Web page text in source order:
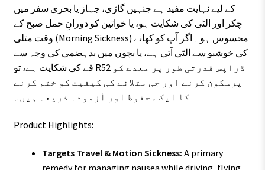
کے لیے نہایت مفید ہے جنہیں گاڑی، جہاز یا بحری سفر میں
چکر اور الٹی کی شکایت ہو، یا خواتین کو دورانِ حمل صبح کے
وقت متلی (Morning Sickness) محسوس ہو۔ اگر آپ کو کھانے
کی خوشبو سے الٹی آتی ہے، یا بچوں میں بدہضمی کی وجہ سے
قے کی شکایت ہے، تو R52 ڈراپس قدرتی طور پر معدے کو
پرسکون کرنے اور جی متلانے کی کیفیت کو ختم کرنے
کا ایک محفوظ اور آزمودہ ذریعہ ہیں۔
Product Highlights:
Targets Travel & Motion Sickness: A primary
remedy for managing nausea while driving, flying,